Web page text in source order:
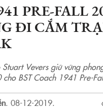
PRE-FALL
ĐI CẮM
Vevers giữ vững
BST Coach 1941 Pre-
. 08-12-2019.